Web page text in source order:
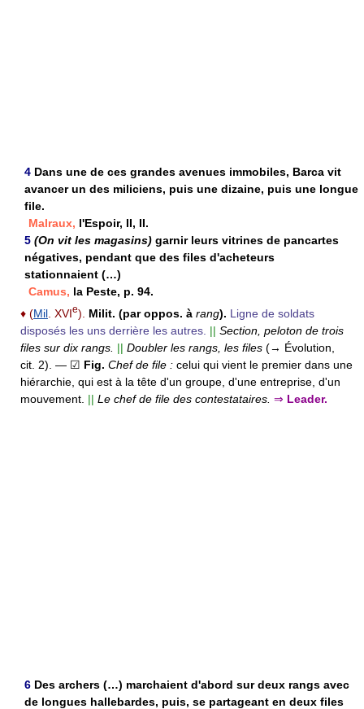
4 Dans une de ces grandes avenues immobiles, Barca vit
avancer un des miliciens, puis une dizaine, puis une longue
file.
Malraux, l'Espoir, II, II.
5 (On vit les magasins) garnir leurs vitrines de pancartes
négatives, pendant que des files d'acheteurs
stationnaient (…)
Camus, la Peste, p. 94.
♦ (Mil . XVIe). Milit. (par oppos. à rang). Ligne de soldats
disposés les uns derrière les autres. || Section, peloton de trois
files sur dix rangs. || Doubler les rangs, les files (→ Évolution,
cit. 2). — ☑ Fig. Chef de file : celui qui vient le premier dans une
hiérarchie, qui est à la tête d'un groupe, d'une entreprise, d'un
mouvement. || Le chef de file des contestataires. ⇒ Leader.
6 Des archers (…) marchaient d'abord sur deux rangs avec
de longues hallebardes, puis, se partageant en deux files